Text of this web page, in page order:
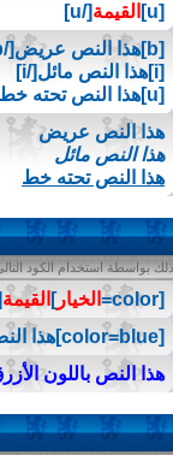
[u]
القيمة[/u]
[b]هذا النص عريض[/b]
[i]هذا النص مائل[/i]
[u]هذا النص تحته خط[/u]
هذا النص عريض
هذا النص مائل
هذا النص تحته خط
بواسطة استخدام الكود
[color= الخيار] القيمة
[color=blue]هذا النص باللون الأزرق[/color]
هذا النص باللون